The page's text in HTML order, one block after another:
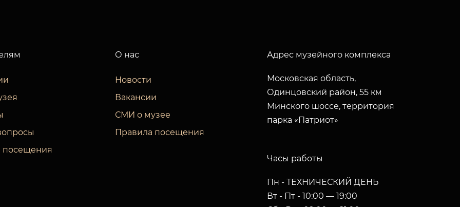
посещения
О нас
Новости
Вакансии
СМИ о музее
Правила посещения
Адрес музейного комплекса
Московская область,
Одинцовский район, 55 км
Минского шоссе, территория
парка «Патриот»
Часы работы
Пн - ТЕХНИЧЕСКИЙ ДЕНЬ
Вт - Пт - 10:00 — 19:00